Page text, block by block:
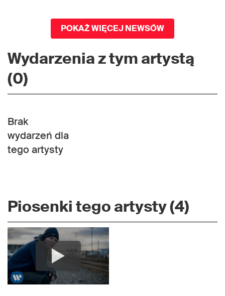
POKAŻ WIĘCEJ NEWSÓW
Wydarzenia z tym artystą
(0)
Brak
wydarzeń dla
tego artysty
Piosenki tego artysty (4)